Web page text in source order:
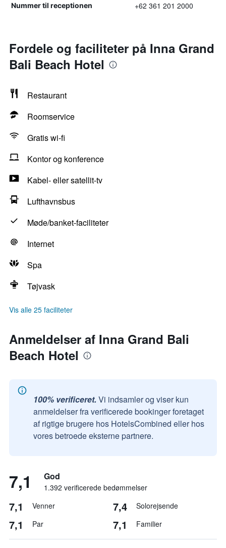
Nummer til receptionen +62 361 201 2000
Fordele og faciliteter på Inna Grand
Bali Beach Hotel
Restaurant
Roomservice
Gratis wi-fi
Kontor og konference
Kabel- eller satellit-tv
Lufthavnsbus
Møde/banket-faciliteter
Internet
Spa
Tøjvask
Vis alle 25 faciliteter
Anmeldelser af Inna Grand Bali
Beach Hotel
100% verificeret. Vi indsamler og viser kun
anmeldelser fra verificerede bookinger foretaget
af rigtige brugere hos HotelsCombined eller hos
vores betroede eksterne partnere.
7,1 God
1.392 verificerede bedømmelser
7,1 Venner 7,4 Solorejsende
7,1 Par 7,1 Familier